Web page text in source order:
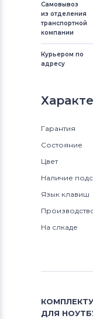
Самовывоз
из отделения
транспортной
компании
Курьером по
адресу
Гарантия
Состояние
Цвет
Наличие
Язык клавиш
На слкаде
ДЛЯ